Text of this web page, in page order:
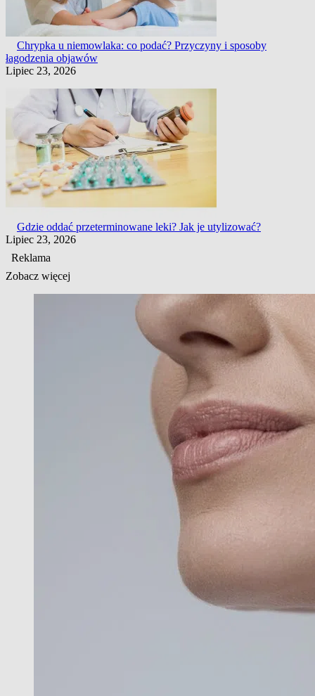
Chrypka u niemowlaka: co podać? Przyczyny i sposoby
łagodzenia objawów
Lipiec 23, 2026
Gdzie oddać przeterminowane leki? Jak je utylizować?
Lipiec 23, 2026
Reklama
Zobacz więcej